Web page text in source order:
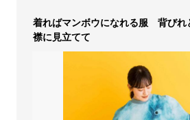
着ればマンボウになれる服 背びれ
襟に見立てて